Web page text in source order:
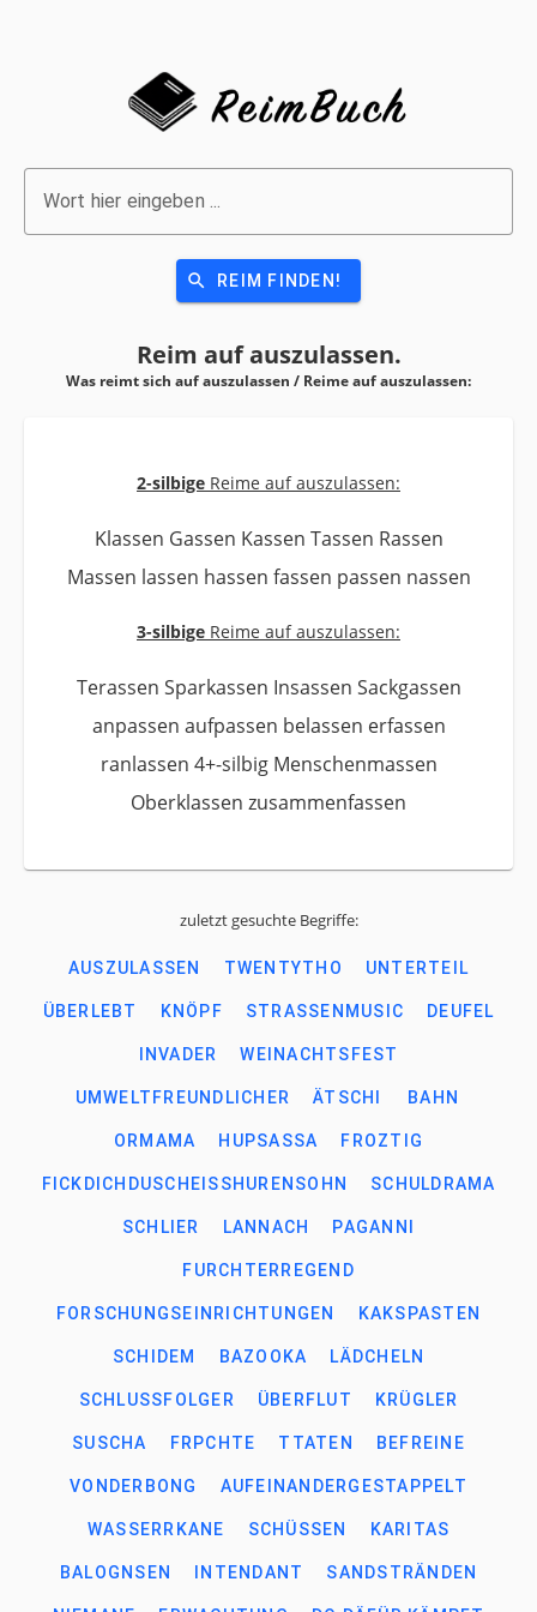
Wort hier eingeben ...
search REIM FINDEN!
Reim aufauszulassen.
Was reimt sich auf auszulassen / Reime aufauszulassen:
2-silbige Reime auf auszulassen:
Klassen Gassen Kassen Tassen Rassen
Massen lassen hassen fassen passen nassen
3-silbige Reime auf auszulassen:
Terassen Sparkassen Insassen Sackgassen
anpassen aufpassen belassen erfassen
ranlassen 4+-silbig Menschenmassen
Oberklassen zusammenfassen
zuletzt gesuchte Begriffe:
AUSZULASSEN TWENTYTHO UNTERTEIL
ÜBERLEBT KNÖPF STRASSENMUSIC DEUFEL
INVADER WEINACHTSFEST
UMWELTFREUNDLICHER ÄTSCHI BAHN
ORMAMA HUPSASSA FROZTIG
FICKDICHDUSCHEISSHURENSOHN SCHULDRAMA
SCHLIER LANNACH PAGANNI
FURCHTERREGEND
FORSCHUNGSEINRICHTUNGEN KAKSPASTEN
SCHIDEM BAZOOKA LÄDCHELN
SCHLUSSFOLGER ÜBERFLUT KRÜGLER
SUSCHA FRPCHTE TTATEN BEFREINE
VONDERBONG AUFEINANDERGESTAPPELT
WASSERRKANE SCHÜSSEN KARITAS
BALOGNSEN INTENDANT SANDSTRÄNDEN